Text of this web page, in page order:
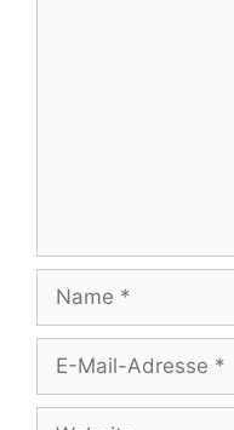
Mail-
Adresse